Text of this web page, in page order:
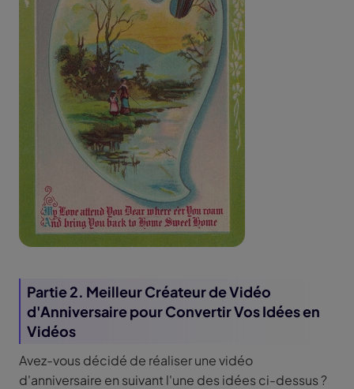
Partie 2. Meilleur Créateur de Vidéo
d'Anniversaire pour Convertir Vos Idées en
Vidéos
Avez-vous décidé de réaliser une vidéo
d'anniversaire en suivant l'une des idées ci-dessus ?